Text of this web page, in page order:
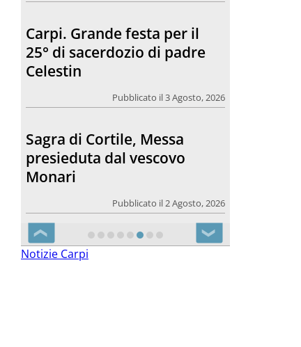
Carpi. Grande festa per il
25° di sacerdozio di padre
Celestin
Pubblicato il 3 Agosto, 2026
Sagra di Cortile, Messa
presieduta dal vescovo
Monari
Pubblicato il 2 Agosto, 2026
❮ ❯
Notizie Carpi